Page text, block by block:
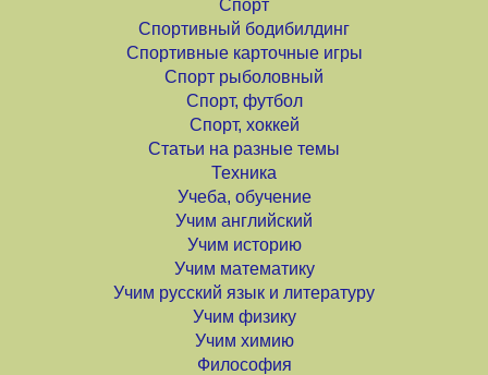
Спорт
Спортивный бодибилдинг
Спортивные карточные игры
Спорт рыболовный
Спорт, футбол
Спорт, хоккей
Статьи на разные темы
Техника
Учеба, обучение
Учим английский
Учим историю
Учим математику
Учим русский язык и литературу
Учим физику
Учим химию
Философия